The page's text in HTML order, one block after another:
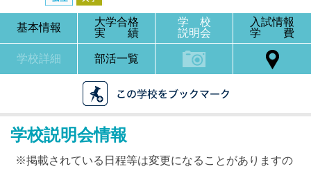
基本情報
大学合格
実 績
学 校
説明会
入試情報
学 費
学校詳細 部活一覧
学校説明会情報
※掲載されている日程等は変更になることがありますの